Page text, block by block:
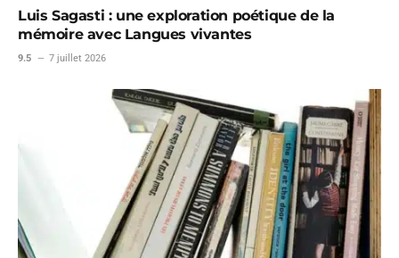
Luis Sagasti : une exploration poétique de la
mémoire avec Langues vivantes
9.5 7 juillet 2026